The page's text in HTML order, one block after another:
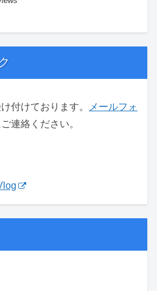
付けております。
メールフォ
連絡ください。